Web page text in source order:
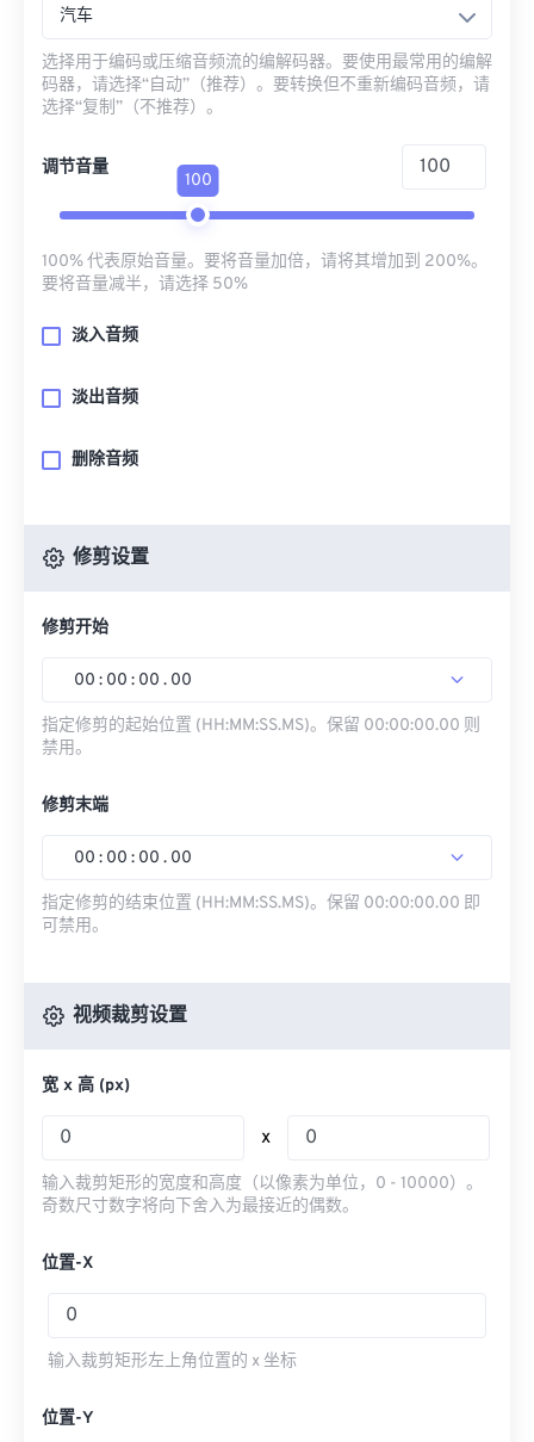
汽车
选择用于编码或压缩音频流的编解码器。要使用最常用的编解
码器，请选择“自动”（推荐）。要转换但不重新编码音频，请
选择“复制”（不推荐）。
调节音量
100
100% 代表原始音量。要将音量加倍，请将其增加到 200%。
要将音量减半，请选择 50%
淡入音频
淡出音频
删除音频
修剪设置
修剪开始
00 : 00 : 00 . 00
指定修剪的起始位置 (HH:MM:SS.MS)。保留 00:00:00.00 则
禁用。
修剪末端
00 : 00 : 00 . 00
指定修剪的结束位置 (HH:MM:SS.MS)。保留 00:00:00.00 即
可禁用。
视频裁剪设置
宽 x 高 (px)
x
输入裁剪矩形的宽度和高度（以像素为单位，0 - 10000）。
奇数尺寸数字将向下舍入为最接近的偶数。
位置-X
输入裁剪矩形左上角位置的 x 坐标
位置-Y